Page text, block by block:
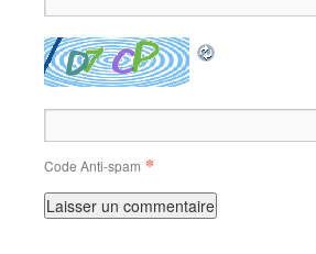
Code Anti-spam *